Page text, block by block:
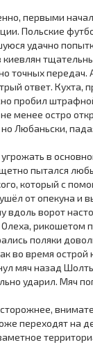
первыми
Польские
удачно
киевлян
точных передач.
ответ. Кухта,
пробил
менее остро
Любаньски,
в
пытался
который с
от опекуна и
вдоль ворот
рикошетом
поляки
во время острой
мяч назад
ударил. Мяч
переходят на